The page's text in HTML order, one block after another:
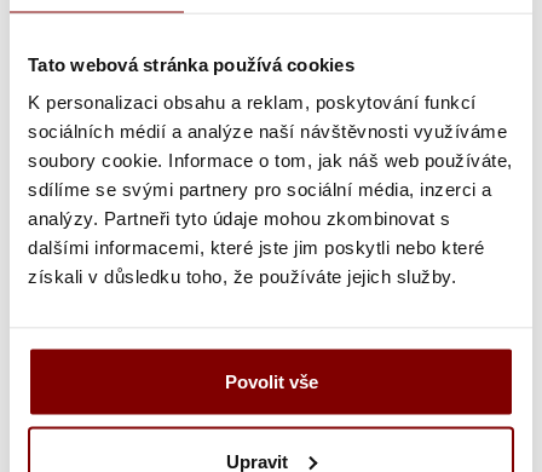
Tato webová stránka používá cookies
K personalizaci obsahu a reklam, poskytování funkcí
sociálních médií a analýze naší návštěvnosti využíváme
soubory cookie. Informace o tom, jak náš web používáte,
sdílíme se svými partnery pro sociální média, inzerci a
analýzy. Partneři tyto údaje mohou zkombinovat s
dalšími informacemi, které jste jim poskytli nebo které
získali v důsledku toho, že používáte jejich služby.
Povolit vše
Upravit
Vyšitie loga + 5.10€
Vyšití textu + 5.10€
Grafická úprava a vyšitie (logo + text) + 34.69€
Vyšitie loga a textu (bez grafickej úpravy) +
10.20€
Ukážka textu:
9,92€ ks